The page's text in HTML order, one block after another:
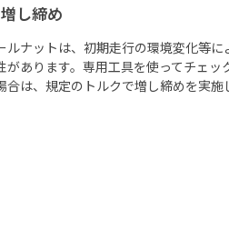
し締め
ナットは、初期走行の環境変化等に
あります。専用工具を使ってチェッ
合は、規定のトルクで増し締めを実施